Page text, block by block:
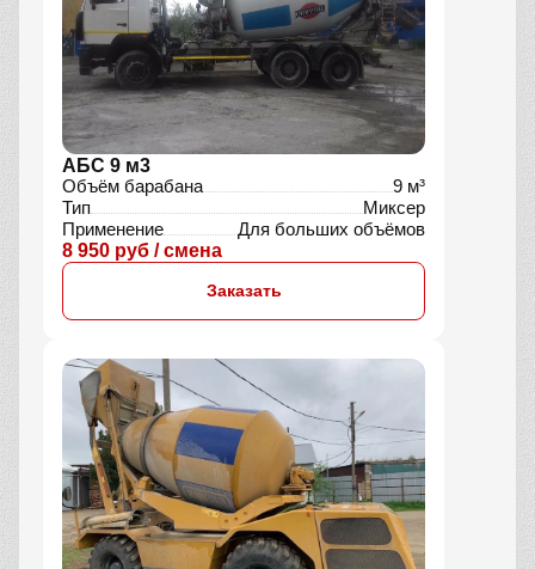
АБС 9 м3
Объём барабана
9 м³
Тип
Миксер
Применение
Для больших объёмов
8 950 руб / смена
Заказать